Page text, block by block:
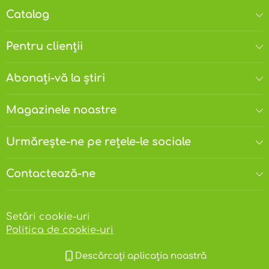
Catalog
Pentru clienții
Abonați-vă la știri
Magazinele noastre
Urmărește-ne pe rețele-le sociale
Contactează-ne
Setări cookie-uri
Politica de cookie-uri
Descărcați aplicația noastră